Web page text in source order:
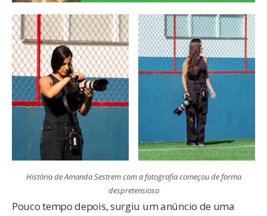
História de Amanda Sestrem com a fotografia começou de forma
despretensiosa
Pouco tempo depois, surgiu um anúncio de uma